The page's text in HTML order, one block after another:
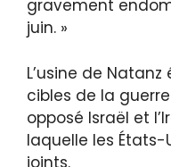
gravement
juin. »
L’usine de
cibles de la
opposé Israël et
laquelle les
joints.